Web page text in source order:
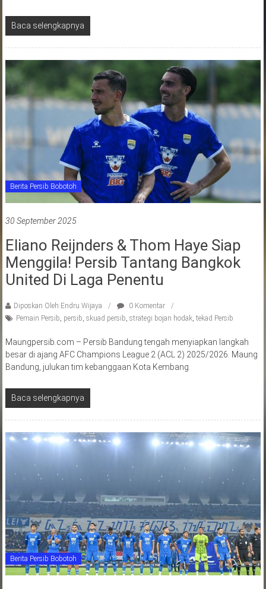
Baca selengkapnya
Berita Persib Bobotoh
30 September 2025
Eliano Reijnders & Thom Haye Siap
Menggila! Persib Tantang Bangkok
United Di Laga Penentu
Diposkan Oleh:Endru Wijaya
0 Komentar
Pemain Persib, persib, skuad persib, strategi bojan hodak, tekad Persib
Maungpersib.com – Persib Bandung tengah menyiapkan langkah
besar di ajang AFC Champions League 2 (ACL 2) 2025/2026. Maung
Bandung, julukan tim kebanggaan Kota Kembang
Baca selengkapnya
Berita Persib Bobotoh